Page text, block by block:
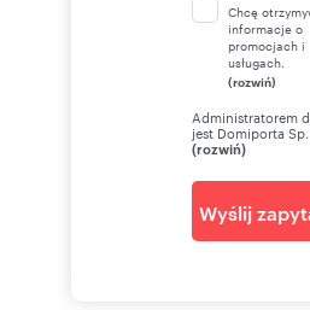
Chcę
informacje o
promocjach i
usługach.
(rozwiń)
Administratorem
jest Domiporta
(rozwiń)
Wyślij